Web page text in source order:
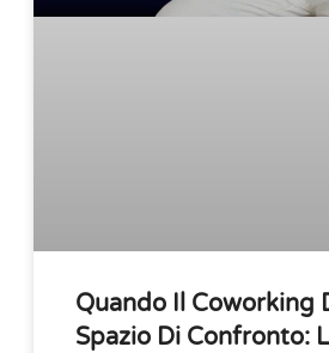
Quando Il Coworking
Spazio Di Confronto: